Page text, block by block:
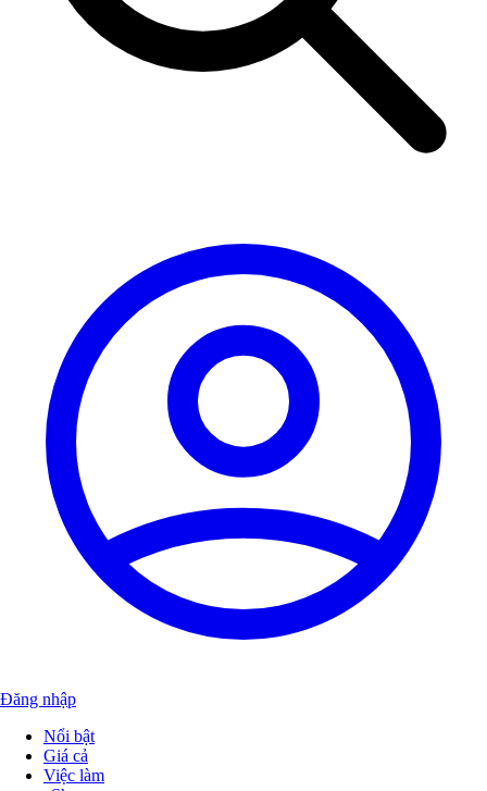
Đăng nhập
Nổi bật
Giá cả
Việc làm